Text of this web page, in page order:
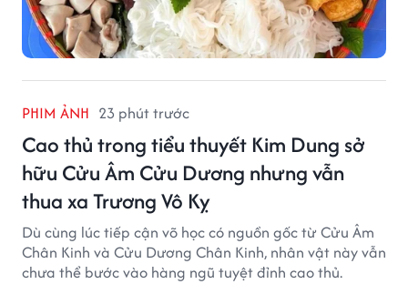
PHIM ẢNH 23 phút trước
Cao thủ trong tiểu thuyết Kim Dung sở
hữu Cửu Âm Cửu Dương nhưng vẫn
thua xa Trương Vô Kỵ
Dù cùng lúc tiếp cận võ học có nguồn gốc từ Cửu Âm
Chân Kinh và Cửu Dương Chân Kinh, nhân vật này vẫn
chưa thể bước vào hàng ngũ tuyệt đỉnh cao thủ.